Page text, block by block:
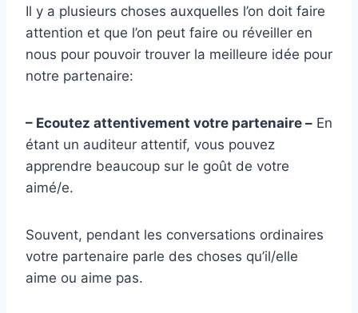
Il y a plusieurs choses auxquelles l’on doit faire
attention et que l’on peut faire ou réveiller en
nous pour pouvoir trouver la meilleure idée pour
notre partenaire:
– Ecoutez attentivement votre partenaire – En
étant un auditeur attentif, vous pouvez
apprendre beaucoup sur le goût de votre
aimé/e.
Souvent, pendant les conversations ordinaires
votre partenaire parle des choses qu’il/elle
aime ou aime pas.